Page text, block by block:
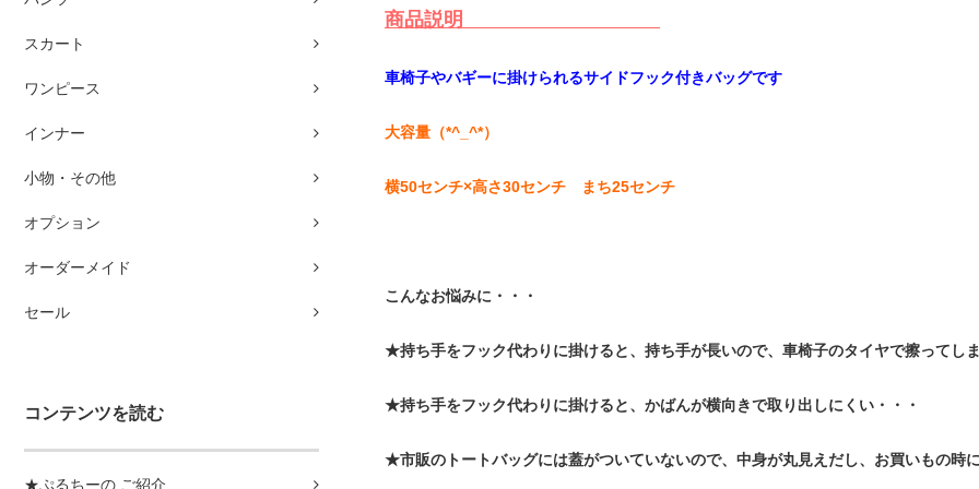
スカート
ワンピース
インナー
小物・その他
オプション
オーダーメイド
セール
コンテンツを読む
★ぷるちーの ご紹介
商品説明
車椅子やバギーに掛けられるサイドフック付きバッグです
大容量（*^_^*）
横50センチ×高さ30センチ まち25センチ
こんなお悩みに・・・
★持ち手をフック代わりに掛けると、持ち手が長いので、車椅子のタイヤで擦ってし
★持ち手をフック代わりに掛けると、かばんが横向きで取り出しにくい・・・
★市販のトートバッグには蓋がついていないので、中身が丸見えだし、お買いもの時